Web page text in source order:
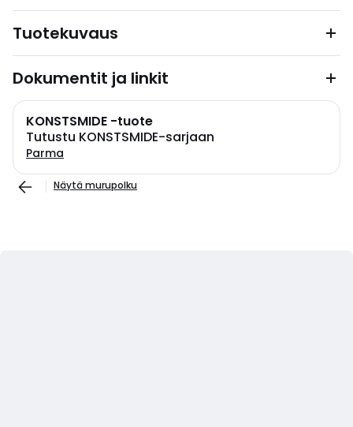
Tuotekuvaus
Dokumentit ja linkit
KONSTSMIDE -tuote
Tutustu KONSTSMIDE-sarjaan
Parma
Näytä murupolku